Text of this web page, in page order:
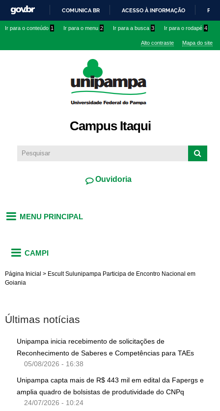
conteúdo
IR
O
COMUNICA BR ACESSO À INFORMAÇÃO
Ir para o conteúdo 1 Ir para o menu 2 Ir para a busca 3 Ir para o rodapé 4
Alto contraste Mapa do site
Campus Itaqui
Ouvidoria
MENU PRINCIPAL
CAMPI
Página Inicial > Escult Sulunipampa Participa de Encontro Nacional em
Goiania
Últimas notícias
Unipampa inicia recebimento de solicitações de
Reconhecimento de Saberes e Competências para TAEs
05/08/2026 - 16:38
Unipampa capta mais de R$ 443 mil em edital da Fapergs e
amplia quadro de bolsistas de produtividade do CNPq
24/07/2026 - 10:24